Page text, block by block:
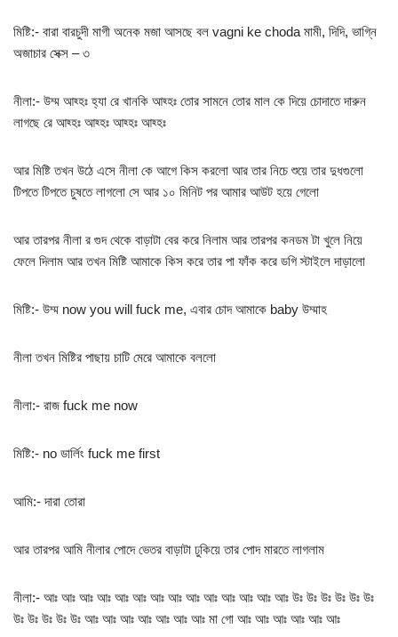
মিষ্টি:- বারা বারচুদী মাগী অনেক মজা আসছে বল vagni ke choda মামী, দিদি, ভাগ্নি
অজাচার সেক্স – ৩
নীলা:- উম্ম আহ্হঃ হ্যা রে খানকি আহ্হঃ তোর সামনে তোর মাল কে দিয়ে চোদাতে দারুন
লাগছে রে আহ্হঃ আহ্হঃ আহ্হঃ আহ্হঃ
আর মিষ্টি তখন উঠে এসে নীলা কে আগে কিস করলো আর তার নিচে শুয়ে তার দুধগুলো
টিপতে টিপতে চুষতে লাগলো সে আর ১০ মিনিট পর আমার আউট হয়ে গেলো
আর তারপর নীলা র গুদ থেকে বাড়াটা বের করে নিলাম আর তারপর কনডম টা খুলে নিয়ে
ফেলে দিলাম আর তখন মিষ্টি আমাকে কিস করে তার পা ফাঁক করে ডগি স্টাইলে দাড়ালো
মিষ্টি:- উম্ম now you will fuck me, এবার চোদ আমাকে baby উম্মাহ
নীলা তখন মিষ্টির পাছায় চাটি মেরে আমাকে বললো
নীলা:- রাজ fuck me now
মিষ্টি:- no ডার্লিং fuck me first
আমি:- দারা তোরা
আর তারপর আমি নীলার পোদে ভেতর বাড়াটা ঢুকিয়ে তার পোদ মারতে লাগলাম
নীলা:- আঃ আঃ আঃ আঃ আঃ আঃ আঃ আঃ আঃ আঃ আঃ আঃ আঃ আঃ উঃ উঃ উঃ উঃ উঃ উঃ
উঃ উঃ উঃ উঃ উঃ আঃ আঃ আঃ আঃ আঃ আঃ আঃ মা গো আঃ আঃ আঃ আঃ আঃ আঃ